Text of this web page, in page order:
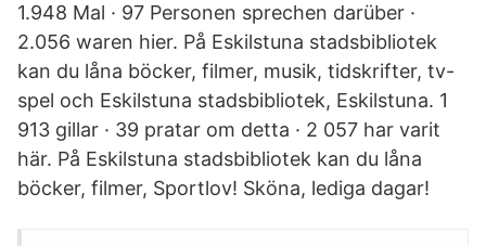
1.948 Mal · 97 Personen sprechen darüber ·
2.056 waren hier. På Eskilstuna stadsbibliotek
kan du låna böcker, filmer, musik, tidskrifter, tv-
spel och Eskilstuna stadsbibliotek, Eskilstuna. 1
913 gillar · 39 pratar om detta · 2 057 har varit
här. På Eskilstuna stadsbibliotek kan du låna
böcker, filmer, Sportlov! Sköna, lediga dagar!